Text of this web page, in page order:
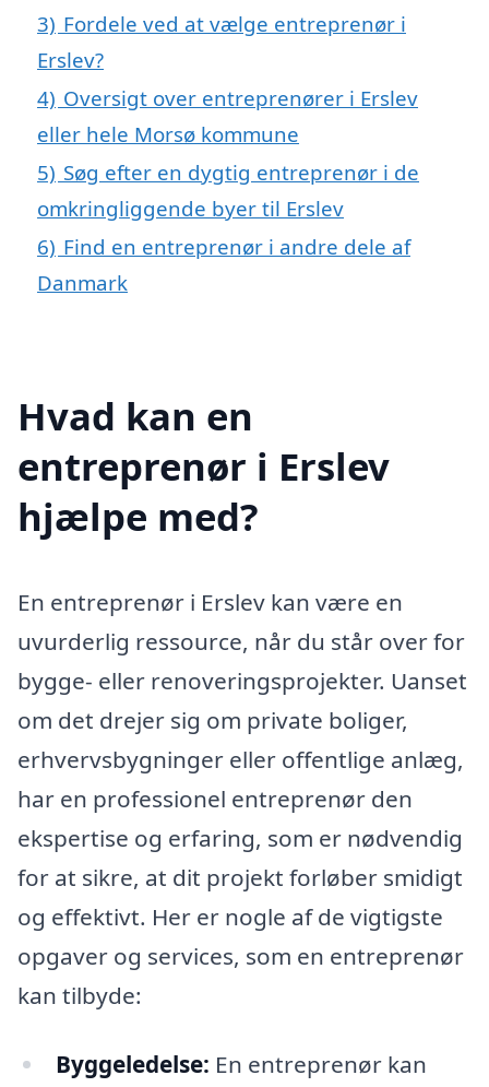
3) Fordele ved at vælge entreprenør i
Erslev?
4) Oversigt over entreprenører i Erslev
eller hele Morsø kommune
5) Søg efter en dygtig entreprenør i de
omkringliggende byer til Erslev
6) Find en entreprenør i andre dele af
Danmark
Hvad kan en
entreprenør i Erslev
hjælpe med?
En entreprenør i Erslev kan være en
uvurderlig ressource, når du står over for
bygge- eller renoveringsprojekter. Uanset
om det drejer sig om private boliger,
erhvervsbygninger eller offentlige anlæg,
har en professionel entreprenør den
ekspertise og erfaring, som er nødvendig
for at sikre, at dit projekt forløber smidigt
og effektivt. Her er nogle af de vigtigste
opgaver og services, som en entreprenør
kan tilbyde:
Byggeledelse: En entreprenør kan